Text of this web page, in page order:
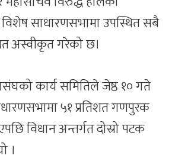
विशेष साधारणसभामा उपस्थित सबै
अस्वीकृत गरेको छ।
कार्य समितिले जेष्ठ १० गते
५१ प्रतिशत गणपुरक
विधान अन्तर्गत दोस्रो पटक
।